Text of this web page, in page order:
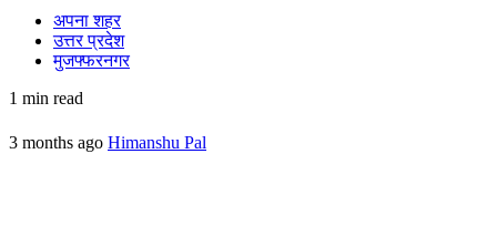
अपना शहर
उत्तर प्रदेश
मुजफ्फरनगर
1 min read
3 months ago Himanshu Pal